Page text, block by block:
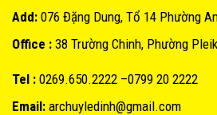
Add: 076 Đặng Dung, Tổ 14 Phường
Office : 38 Trường Chinh, Phường
Tel : 0269.650.2222 –0799 20 2222
Email: archuyledinh@gmail.com